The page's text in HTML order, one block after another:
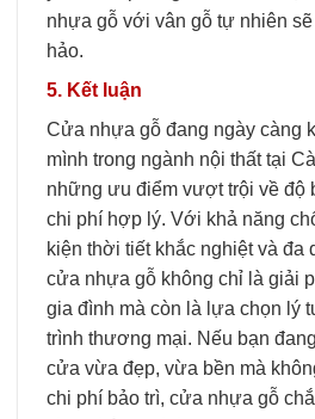
nhựa gỗ với vân gỗ tự nhiên
hảo.
5. Kết luận
Cửa nhựa gỗ đang ngày càng
mình trong ngành nội thất tại
những ưu điểm vượt trội về độ
chi phí hợp lý. Với khả năng
kiện thời tiết khắc nghiệt và đa
cửa nhựa gỗ không chỉ là giải
gia đình mà còn là lựa chọn lý
trình thương mại. Nếu bạn
cửa vừa đẹp, vừa bền mà
chi phí bảo trì, cửa nhựa gỗ